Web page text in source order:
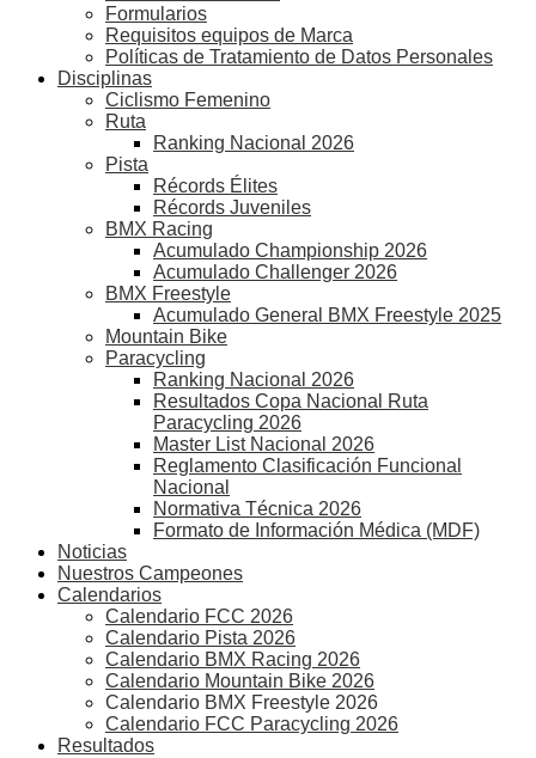
Formularios
Requisitos equipos de Marca
Políticas de Tratamiento de Datos Personales
Disciplinas
Ciclismo Femenino
Ruta
Ranking Nacional 2026
Pista
Récords Élites
Récords Juveniles
BMX Racing
Acumulado Championship 2026
Acumulado Challenger 2026
BMX Freestyle
Acumulado General BMX Freestyle 2025
Mountain Bike
Paracycling
Ranking Nacional 2026
Resultados Copa Nacional Ruta
Paracycling 2026
Master List Nacional 2026
Reglamento Clasificación Funcional
Nacional
Normativa Técnica 2026
Formato de Información Médica (MDF)
Noticias
Nuestros Campeones
Calendarios
Calendario FCC 2026
Calendario Pista 2026
Calendario BMX Racing 2026
Calendario Mountain Bike 2026
Calendario BMX Freestyle 2026
Calendario FCC Paracycling 2026
Resultados